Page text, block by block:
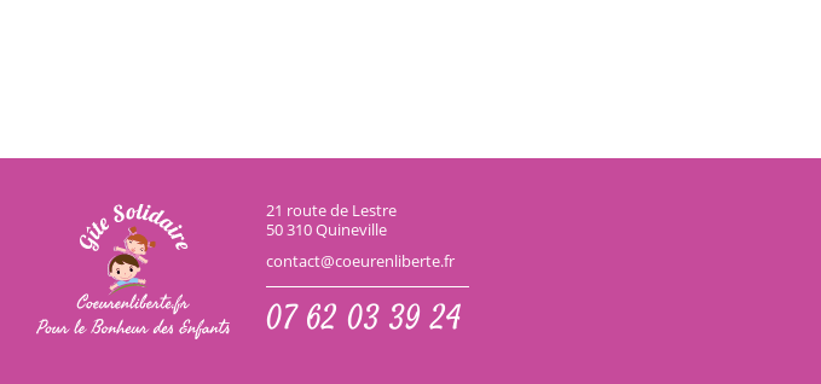
21 route de Lestre
50 310 Quineville
contact@coeurenliberte.fr
07 62 03 39 24